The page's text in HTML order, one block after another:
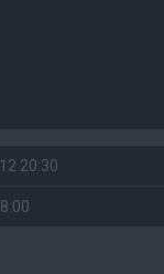
20:30